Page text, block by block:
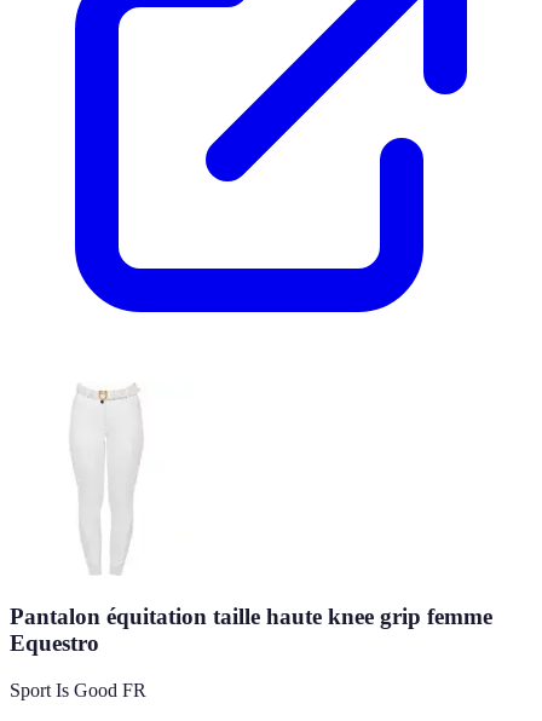
Pantalon équitation taille haute knee grip femme
Equestro
Sport Is Good FR